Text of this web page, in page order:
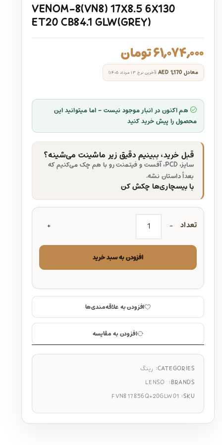
VENOM-8(VN8) 17X8.5 6X130
ET20 CB84.1 GLW(GREY)
۶۱,۰۷۴,۰۰۰تومان
معادل AED 1,170 (آخرین نرخ ۱۳ مرداد ۱۴۰۵)
هم اکنون در انبار موجود نیست - اما میتوانید این
محصول را پیش خرید کنید
قبل خرید، ببینیم دقیق زیر ماشینت می‌شینه؟
سایز، PCD، آفست و فیتمنت رو با هم چک می‌کنیم که
بعداً داستان نشه.
با بیسچاری‌ها چکش کن
تعداد
افزودن به سبد خرید
افزودن به علاقه‌مندی‌ها
افزودن به مقایسه
CATEGORIES: رینگ
BRANDS:
LENSO
SKU:
FVN817856Q+20GLW01